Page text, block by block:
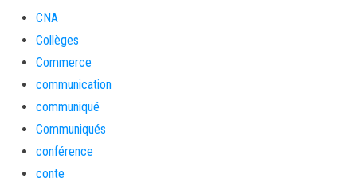
CNA
Collèges
Commerce
communication
communiqué
Communiqués
conférence
conte